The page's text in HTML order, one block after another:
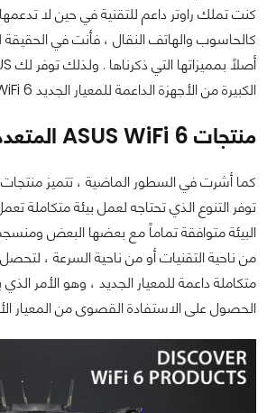
كنت تملك راوتر داعم للتقنية في حين لا
كالحاسوب والهاتف النقال ، فأنت في الحقيقة
الكبيرة من الأجهزة الداعمة للمعيار الجديد WiFi 6 ...
منتجات ASUS WiFi 6 المتعددة
توفر التنوع الذي تحتاجه لعمل بيئة متكاملة
البيئة متوافقة تماماً مع بعضها البعض
من ناحية التقنيات أو من ناحية السرعة ،
متكاملة داعمة للمعيار الجديد ، وهو الأمر
الحصول على الاستفادة القصوى من المعيار